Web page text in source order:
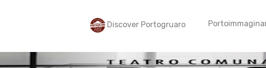
Discover Portogruaro